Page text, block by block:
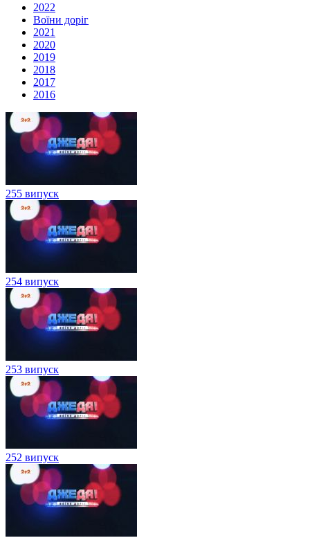
2022
Воїни доріг
2021
2020
2019
2018
2017
2016
255 випуск
254 випуск
253 випуск
252 випуск